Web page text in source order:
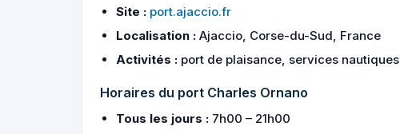
Site : port.ajaccio.fr
Localisation : Ajaccio, Corse-du-Sud, France
Activités : port de plaisance, services nautiques
Horaires du port Charles Ornano
Tous les jours : 7h00 – 21h00